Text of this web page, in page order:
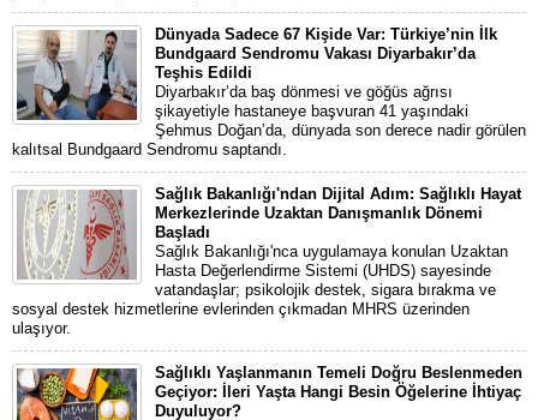
Dünyada Sadece 67 Kişide Var: Türkiye’nin İlk
Bundgaard Sendromu Vakası Diyarbakır’da
Teşhis Edildi
Diyarbakır’da baş dönmesi ve göğüs ağrısı
şikayetiyle hastaneye başvuran 41 yaşındaki
Şehmus Doğan’da, dünyada son derece nadir görülen
kalıtsal Bundgaard Sendromu saptandı.
Sağlık Bakanlığı'ndan Dijital Adım: Sağlıklı Hayat
Merkezlerinde Uzaktan Danışmanlık Dönemi
Başladı
Sağlık Bakanlığı'nca uygulamaya konulan Uzaktan
Hasta Değerlendirme Sistemi (UHDS) sayesinde
vatandaşlar; psikolojik destek, sigara bırakma ve
sosyal destek hizmetlerine evlerinden çıkmadan MHRS üzerinden
ulaşıyor.
Sağlıklı Yaşlanmanın Temeli Doğru Beslenmeden
Geçiyor: İleri Yaşta Hangi Besin Öğelerine İhtiyaç
Duyuluyor?